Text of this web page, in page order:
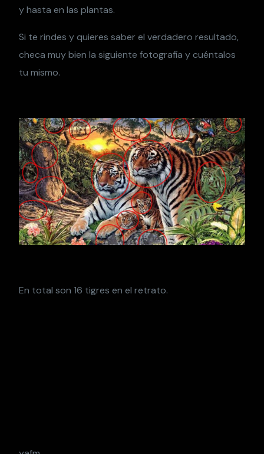
y hasta en las plantas.
Si te rindes y quieres saber el verdadero resultado,
checa muy bien la siguiente fotografía y cuéntalos
tu mismo.
En total son 16 tigres en el retrato.